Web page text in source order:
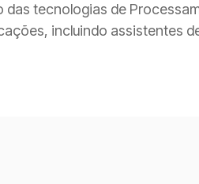
tecnologias de
incluindo assistentes